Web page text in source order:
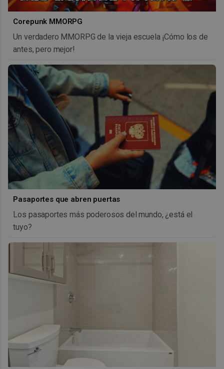
Corepunk MMORPG
Un verdadero MMORPG de la vieja escuela ¡Cómo los de
antes, pero mejor!
Pasaportes que abren puertas
Los pasaportes más poderosos del mundo, ¿está el
tuyo?